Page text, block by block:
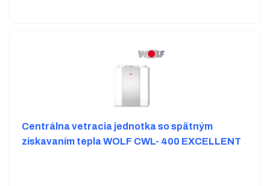
Centrálna vetracia jednotka so spätným
získavaním tepla WOLF CWL- 400 EXCELLENT